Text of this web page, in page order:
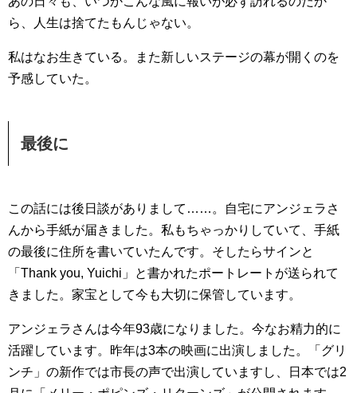
ら、人生は捨てたもんじゃない。
私はなお生きている。また新しいステージの幕が開くのを
予感していた。
最後に
この話には後日談がありまして……。自宅にアンジェラさ
んから手紙が届きました。私もちゃっかりしていて、手紙
の最後に住所を書いていたんです。そしたらサインと
「Thank you, Yuichi」と書かれたポートレートが送られて
きました。家宝として今も大切に保管しています。
アンジェラさんは今年93歳になりました。今なお精力的に
活躍しています。昨年は3本の映画に出演しました。「グリ
ンチ」の新作では市長の声で出演していますし、日本では2